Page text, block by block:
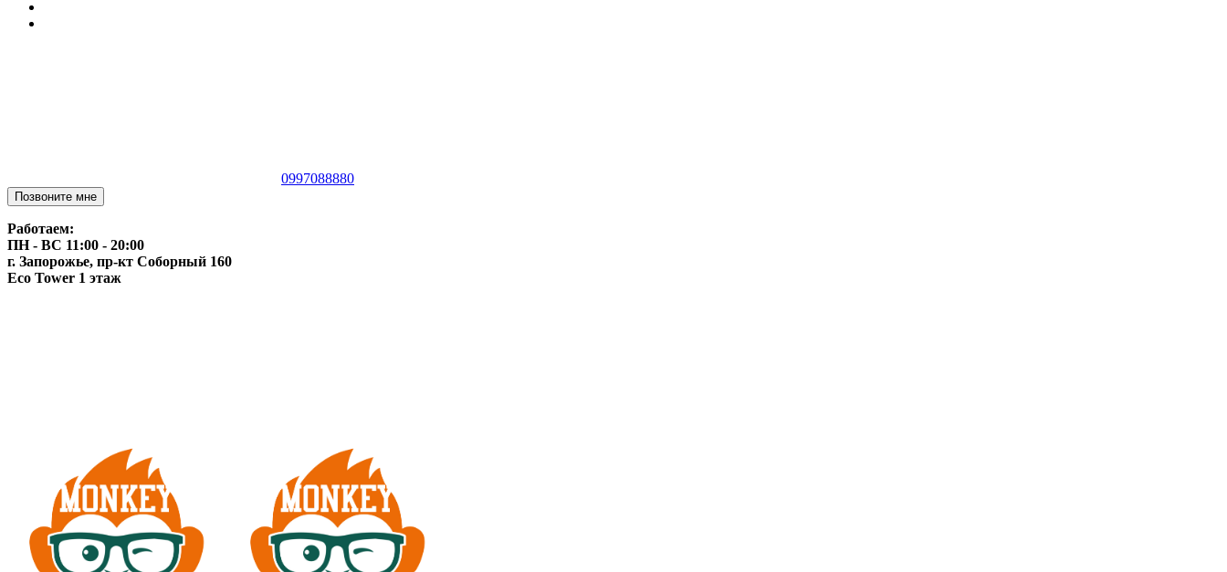
0997088880
Позвоните мне
Работаем:
ПН - ВС 11:00 - 20:00
г. Запорожье, пр-кт Соборный 160
Eco Tower 1 этаж